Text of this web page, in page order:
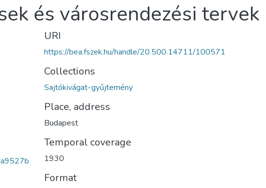
és városrendezési tervek
URI
https://bea.fszek.hu/handle/20.500.14711/100571
Collections
Sajtókivágat-gyűjtemény
Place, address
Budapest
Temporal coverage
1930
Format